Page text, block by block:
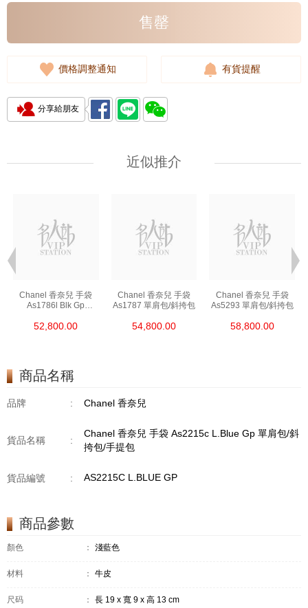
售罄
價格調整通知 有貨提醒
分享給朋友
近似推介
Chanel 香奈兒 手袋
As1786l Blk Gp
52,800.00
Chanel 香奈兒 手袋
As1787 單肩包/斜挎包
54,800.00
Chanel 香奈兒 手袋
As5293 單肩包/斜挎包
58,800.00
商品名稱
品牌 : Chanel 香奈兒
貨品名稱 :
Chanel 香奈兒 手袋 As2215c L.Blue Gp 單肩包/斜
挎包/手提包
貨品編號 : AS2215C L.BLUE GP
商品參數
顏色 ： 淺藍色
材料 ： 牛皮
尺码 ： 長 19 x 寬 9 x 高 13 cm